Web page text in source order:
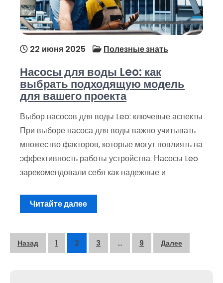
22 июня 2025 Полезные знать
Насосы для воды Leo: как
выбрать подходящую модель
для вашего проекта
Выбор насосов для воды Leo: ключевые аспекты
При выборе насоса для воды важно учитывать
множество факторов, которые могут повлиять на
эффективность работы устройства. Насосы Leo
зарекомендовали себя как надежные и
Читайте далее
Пагинация
Назад 1 2 3 … 9 Далее